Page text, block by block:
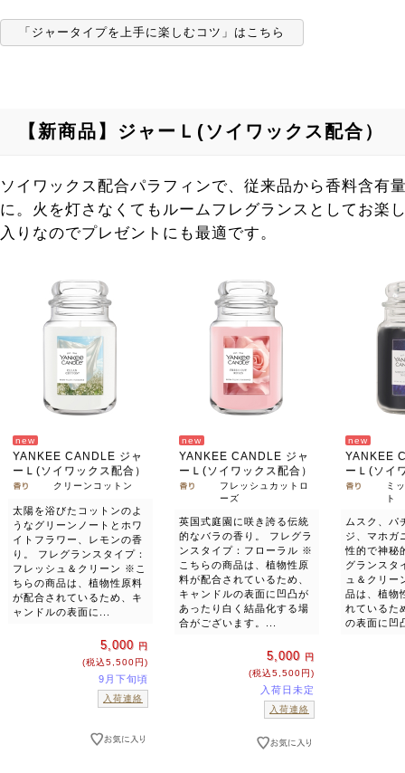
「ジャータイプを上手に楽しむコツ」はこちら
【新商品】ジャーＬ(ソイワックス配合）
ソイワックス配合パラフィンで、従来品から香料含有
に。火を灯さなくてもルームフレグランスとしてお楽
入りなのでプレゼントにも最適です。
new
YANKEE CANDLE ジャ
ーＬ(ソイワックス配合）
クリーンコットン
太陽を浴びたコットンのよ
うなグリーンノートとホワ
イトフラワー、レモンの香
り。 フレグランスタイプ：
フレッシュ＆クリーン ※こ
ちらの商品は、植物性原料
が配合されているため、キ
ャンドルの表面に...
5,000 円
(税込5,500円)
9月下旬頃
入荷連絡
new
YANKEE CANDLE ジャ
ーＬ(ソイワックス配合）
フレッシュカットロ
ーズ
英国式庭園に咲き誇る伝統
的なバラの香り。 フレグラ
ンスタイプ：フローラル ※
こちらの商品は、植物性原
料が配合されているため、
キャンドルの表面に凹凸が
あったり白く結晶化する場
合がございます。...
5,000 円
(税込5,500円)
入荷日未定
入荷連絡
new
YANKEE
ーＬ(ソイ
ミ
ト
ムスク、パ
ジ、マホガ
性的で神秘
グランスタ
ュ＆クリ
品は、植物
れているた
の表面に凹